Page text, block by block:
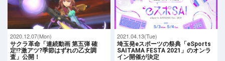
2020.12.07(Mon)
サクラ革命「連続動画 第五弾 確
定⁉️激アツ?季節はずれの乙女調
査」公開！
2021.04.13(Tue)
埼玉発eスポーツの祭典「​​eSports
SAITAMA FESTA 2021」のオンラ
イン開催が決定